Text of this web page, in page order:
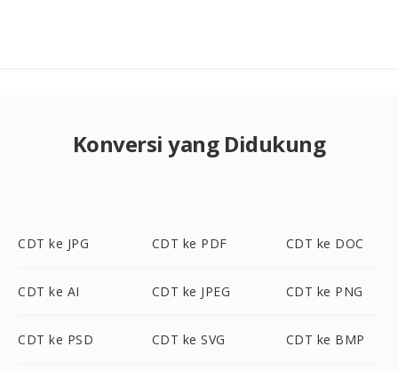
Konversi yang Didukung
CDT ke JPG CDT ke PDF CDT ke DOC
CDT ke AI CDT ke JPEG CDT ke PNG
CDT ke PSD CDT ke SVG CDT ke BMP